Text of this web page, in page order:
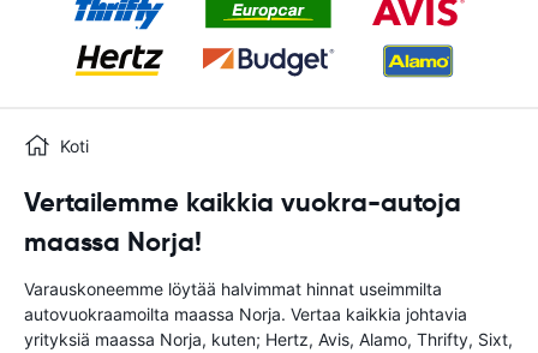
Koti
Vertailemme kaikkia vuokra-autoja
maassa Norja!
Varauskoneemme löytää halvimmat hinnat useimmilta
autovuokraamoilta maassa Norja. Vertaa kaikkia johtavia
yrityksiä maassa Norja, kuten; Hertz, Avis, Alamo, Thrifty, Sixt,